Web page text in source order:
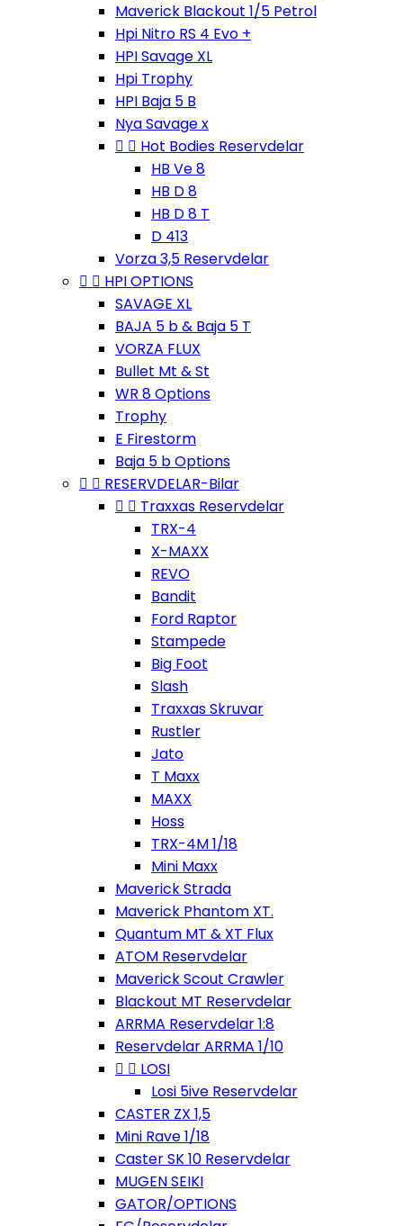
Maverick Blackout 1/5 Petrol
Hpi Nitro RS 4 Evo +
HPI Savage XL
Hpi Trophy
HPI Baja 5 B
Nya Savage x
  Hot Bodies Reservdelar
HB Ve 8
HB D 8
HB D 8 T
D 413
Vorza 3,5 Reservdelar
  HPI OPTIONS
SAVAGE XL
BAJA 5 b & Baja 5 T
VORZA FLUX
Bullet Mt & St
WR 8 Options
Trophy
E Firestorm
Baja 5 b Options
  RESERVDELAR-Bilar
  Traxxas Reservdelar
TRX-4
X-MAXX
REVO
Bandit
Ford Raptor
Stampede
Big Foot
Slash
Traxxas Skruvar
Rustler
Jato
T Maxx
MAXX
Hoss
TRX-4M 1/18
Mini Maxx
Maverick Strada
Maverick Phantom XT.
Quantum MT & XT Flux
ATOM Reservdelar
Maverick Scout Crawler
Blackout MT Reservdelar
ARRMA Reservdelar 1:8
Reservdelar ARRMA 1/10
  LOSI
Losi 5ive Reservdelar
CASTER ZX 1,5
Mini Rave 1/18
Caster SK 10 Reservdelar
MUGEN SEIKI
GATOR/OPTIONS